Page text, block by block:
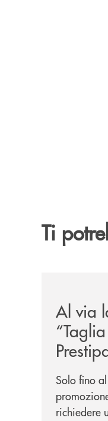
Ti
Al via
per te!
Solo fino
richiedere